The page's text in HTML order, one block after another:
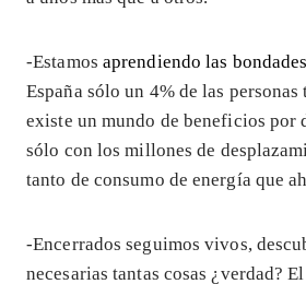
-Estamos aprendiendo las
España sólo un 4% de las personas
existe un mundo de beneficios por
sólo con los millones de
tanto de consumo de energía que
-Encerrados seguimos vivos,
necesarias tantas cosas ¿verdad?